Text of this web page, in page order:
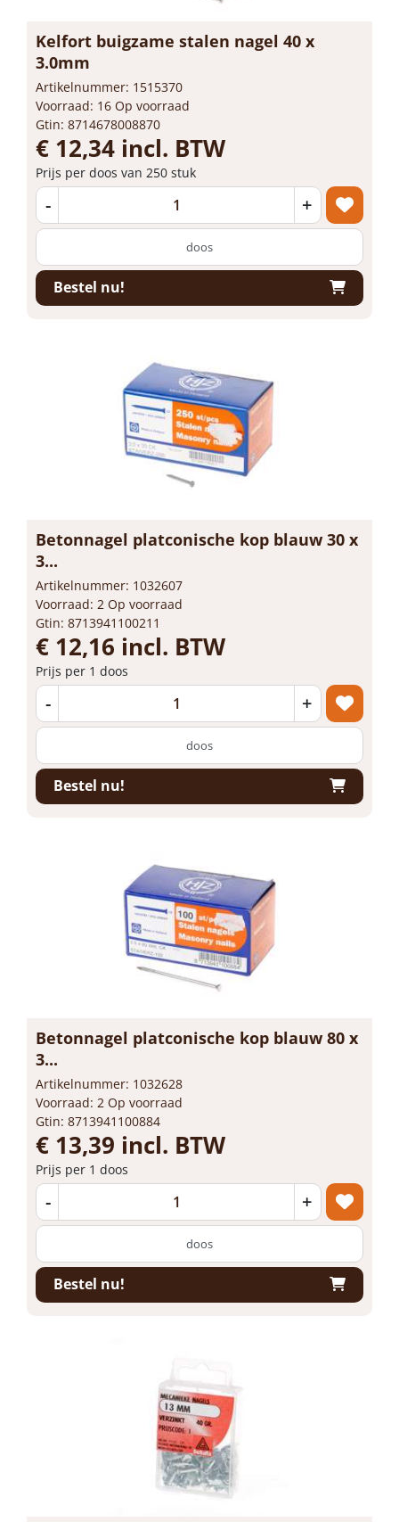
Kelfort buigzame stalen nagel 40 x
3.0mm
Artikelnummer: 1515370
Voorraad: 16 Op voorraad
Gtin: 8714678008870
€ 12,34 incl. BTW
Prijs per doos van 250 stuk
- +
doos
Bestel nu!
Betonnagel platconische kop blauw 30 x
3...
Artikelnummer: 1032607
Voorraad: 2 Op voorraad
Gtin: 8713941100211
€ 12,16 incl. BTW
Prijs per 1 doos
- +
doos
Bestel nu!
Betonnagel platconische kop blauw 80 x
3...
Artikelnummer: 1032628
Voorraad: 2 Op voorraad
Gtin: 8713941100884
€ 13,39 incl. BTW
Prijs per 1 doos
- +
doos
Bestel nu!